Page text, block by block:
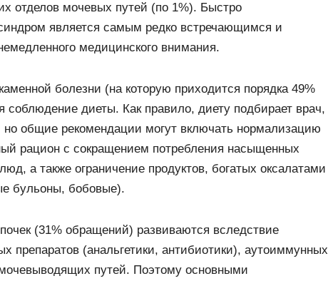
отделов мочевых путей (по 1%). Быстро
является самым редко встречающимся и
медицинского внимания.
болезни (на которую приходится порядка 49%
соблюдение диеты. Как правило, диету подбирает врач,
но общие рекомендации могут включать нормализацию
рацион с сокращением потребления насыщенных
а также ограничение продуктов, богатых оксалатами
бульоны, бобовые).
(31% обращений) развиваются вследствие
препаратов (анальгетики, антибиотики), аутоиммунных
путей. Поэтому основными